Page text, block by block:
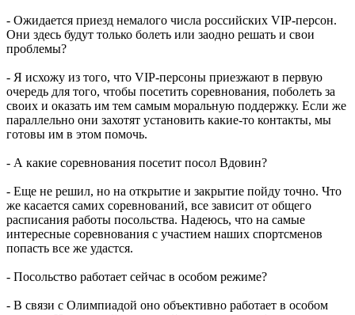
- Ожидается приезд немалого числа российских VIP-персон.
Они здесь будут только болеть или заодно решать и свои
проблемы?
- Я исхожу из того, что VIP-персоны приезжают в первую
очередь для того, чтобы посетить соревнования, поболеть за
своих и оказать им тем самым моральную поддержку. Если же
параллельно они захотят установить какие-то контакты, мы
готовы им в этом помочь.
- А какие соревнования посетит посол Вдовин?
- Еще не решил, но на открытие и закрытие пойду точно. Что
же касается самих соревнований, все зависит от общего
расписания работы посольства. Надеюсь, что на самые
интересные соревнования с участием наших спортсменов
попасть все же удастся.
- Посольство работает сейчас в особом режиме?
- В связи с Олимпиадой оно объективно работает в особом